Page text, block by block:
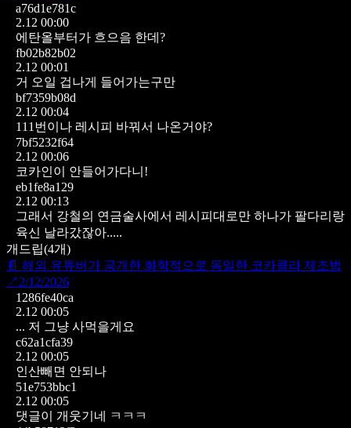
a76d1e781c
2.12 00:00
에탄올부터가 흐으음 한데?
fb02b82b02
2.12 00:01
거 오일 겁나게 들어가는구만
bf7359b08d
2.12 00:04
111번이나 레시피 바꿔서 나온거야?
7bf5232f64
2.12 00:06
코카인이 안들어가다니!
eb1fe8a129
2.12 00:13
그래서 강철의 연금술사에서 레시피대로만 하나가 팔다리랑
육신 날라갔잖아.....
개드립(4개)
📄 해외 유튜버가 공개한 화학적으로 동일한 코카콜라 제조법
↗ 2/12/2026
1286fe40ca
2.12 00:05
... 저 그냥 사먹을게요
c62a1cfa39
2.12 00:05
인산빼면 안되나
51e753bbc1
2.12 00:05
댓글이 개웃기네 ㅋㅋㅋ